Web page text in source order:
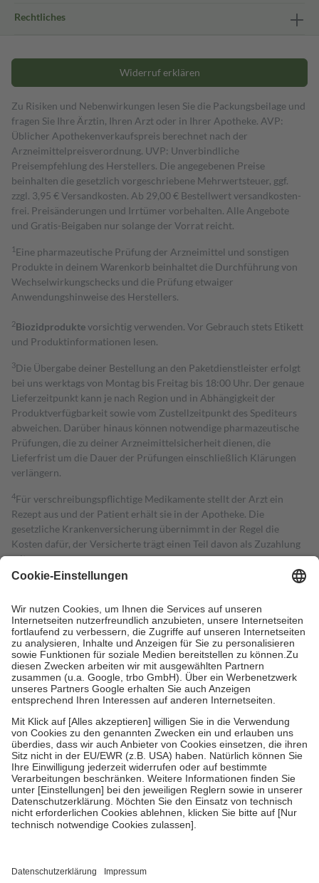
Rechtliches
Widerruf erklären
Zu Risiken und Nebenwirkungen lesen Sie die Packungsbeilage und
fragen Sie Ihre Ärztin, Ihren Arzt oder in Ihrer Apotheke. AVP:
Üblicher Apothekenverkaufspreis berechnet nach der
Arzneimittelpreisverordnung. UVP: Unverbindliche
Preisempfehlung des Herstellers. Die angegebenen Preise
beinhalten die gesetzlich vorgeschriebene Mehrwertsteuer, ggf.
zzgl. 3,95 € Versandkosten. Ab 29,00 € Bestell­wert versand­kosten­
frei. Preisänderungen und Irrtümer vorbehalten. Alle Angebote
und Gratis-Beigaben nur solange der Vorrat reicht.
1 Eine pharmazeutische Prüfung der Arzneimittel und sonstigen
Produkte in deinem Warenkorb beinhaltet die Durchführung von
Wechselwirkungschecks und die Prüfung etwaiger
Anwendungshinweise des Herstellers.
2Biozidproduktevorsichtig verwenden. Vor Gebrauch stets Etikett
und Produktinformationen lesen.
3Die Übergabe deiner Bestellung an den Paketdienstleister erfolgt
bei uns werktags von Montag bis Freitag bis 18:00 Uhr. Der genaue
Lieferzeitpunkt kann je nach Region und in Abhängigkeit der
Produktverfügbarkeit sowie vom Zustellzeitpunkt des Spediteurs
abweichen. Darüber hinaus können notwendige pharmazeutische
Prüfungen, die zu deiner Arzneimittelsicherheit dienen, die
Lieferfrist um die Dauer der Prüfungen einschließlich Klärungen
verlängern.
4Für verschreibungspflichtige Medikamente stellt der Arzt ein
Rezept aus und der Patient erhält sie in der Apotheke. Die
gesetzliche Krankenversicherung übernimmt in der Regel die
Kosten dafür, der Versicherte trägt einen Teil davon als Zuzahlung
mit.
Grundsätzlich leisten Mitglieder Zuzahlungen in Höhe von zehn
höchstens zehn Euro.
Es sind jedoch nie mehr als die tatsächlichen
Kosten der Leistung zu entrichten.
Diese Regeln gelten grundsätzlich auch für Online-Apotheken.
Bei Heilmitteln und häuslicher Krankenpflege beträgt die
Zuzahlung zehn Prozent der Kosten sowie zehn Euro je
Verordnung.
Um das Engagement der Versicherten für ihre eigene Gesundheit zu
stärken und die besondere Stellung der Familie zu unterstützen,
fallenkeine Zuzahlungenan bei:
• Kindern und Jugendlichen bis zum vollendeten 18. Lebensjahr
mit Ausnahme der Fahrkosten
• Untersuchungen zur Vorsorge und Früherkennung, die von der
GKV getragen werden
• empfohlenen Schutzimpfungen
• Harn- und Blutteststreifen
getroffen, um sicherzustellen, dass es sich um echte Bewertungen